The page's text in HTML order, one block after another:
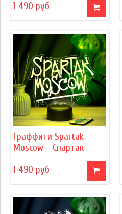
1 490 руб
Граффити Spartak
Moscow - Спартак
1 490 руб